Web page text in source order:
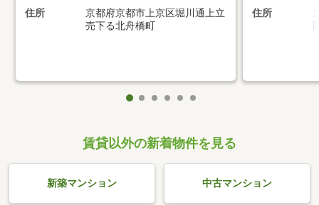
住所
京都府京都市上京区堀川通上立
売下る北舟橋町
住所
賃貸以外の新着物件を見る
新築マンション 中古マンション